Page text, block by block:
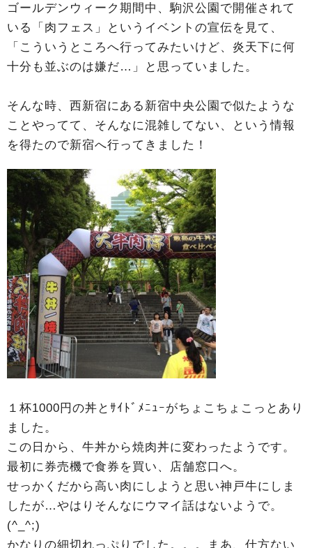
ゴールデンウィーク期間中、駒沢公園で開催されて
いる「肉フェス」というイベントの宣伝を見て、
「こういうところへ行ってみたいけど、炎天下に何
十分も並ぶのは嫌だ…」と思っていました。
そんな時、西新宿にある新宿中央公園で似たような
ことやってて、そんなに混雑してない、という情報
を得たので新宿へ行ってきました！
１杯1000円の丼とｻｲﾄﾞﾒﾆｭｰがちょこちょこっとあり
ました。
この日から、牛丼から焼肉丼に変わったようです。
最初に券売機で食券を買い、店舗窓口へ。
せっかくだから高い肉にしようと思い神戸牛にしま
したが…やはりそんなにウマイ話はないようで。
(^_^;)
かなりの細切れっぷりでした。。。まあ、仕方ない